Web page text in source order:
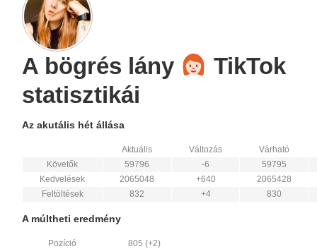
A bögrés lány
TikTok
statisztikái
Az akutális hét állása
Aktuális Változás
Várható
Követők
59796 -6
59795
Kedvelések
2065048 +640
2065428
Feltöltések
832 +4 830
A múltheti eredmény
Pozíció
805 (+2)